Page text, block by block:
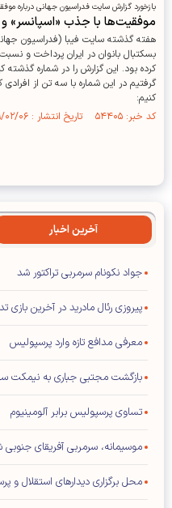
بازخورد گزارش سایت فدراسیون جهانی درباره
موفقیت‌ها با جذب «اسپانسر»
هفته گذشته سایت فیبا (فدراسیون
بسکتبال بانوان در ایران پرداخت و
کرده بود. این گزارش را در شماره
گرفتیم در این شماره با سه تن از
کنیم:
کد خبر: ۵۴۴۰۵ تاریخ انتشار : ۱۳۹۹/۰۲/۰۶
آخرین اخبار
جواد نکونام سرمربی تراکتور شد
پیروزی رئال مادرید در آخرین بازی
معرفی مدافع تازه وارد پرسپولیس
بازگشت مجتبی جباری به نیمکت
تساوی پرسپولیس برابر آلومینیوم
موسیمانه، سرمربی آفریقای
محل برگزاری دیدار‌های